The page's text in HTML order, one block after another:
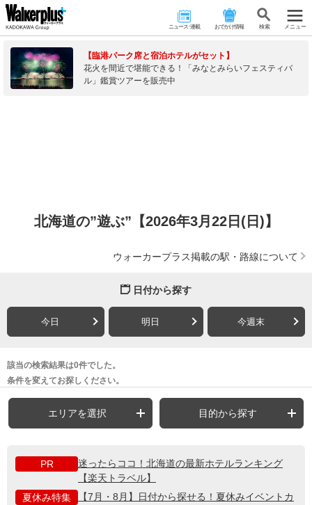
ニュース･連載 おでかけ情報 検 索 メニュー
【臨港パーク席と宿泊ホテルがセット】
花火を間近で堪能できる！「みなとみらいフェスティバ
ル」鑑賞ツアーを販売中
北海道の”遊ぶ”【2026年3月22日(日)】
ウォーカープラス掲載の駅・路線について
日付から探す
今日 明日 今週末
該当の検索結果は0件でした。
条件を変えてお探しください。
エリアを選択 目的から探す
PR
迷ったらココ！北海道の最新ホテルランキング
【楽天トラベル】
夏休み特集
【7月・8月】日付から探せる！夏休みイベントカ